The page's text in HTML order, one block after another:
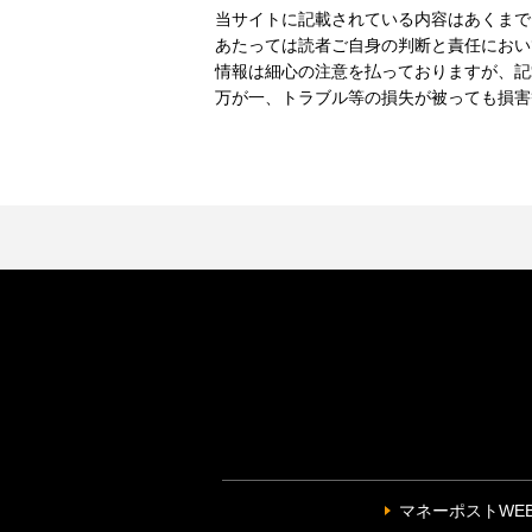
当サイトに記載されている内容はあくま
あたっては読者ご自身の判断と責任にお
情報は細心の注意を払っておりますが、
万が一、トラブル等の損失が被っても損
マネーポスト